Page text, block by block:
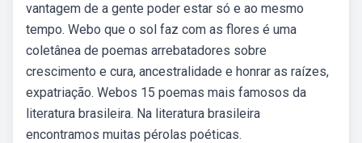
vantagem de a gente poder estar só e ao mesmo
tempo. Webo que o sol faz com as flores é uma
coletânea de poemas arrebatadores sobre
crescimento e cura, ancestralidade e honrar as raízes,
expatriação. Webos 15 poemas mais famosos da
literatura brasileira. Na literatura brasileira
encontramos muitas pérolas poéticas.